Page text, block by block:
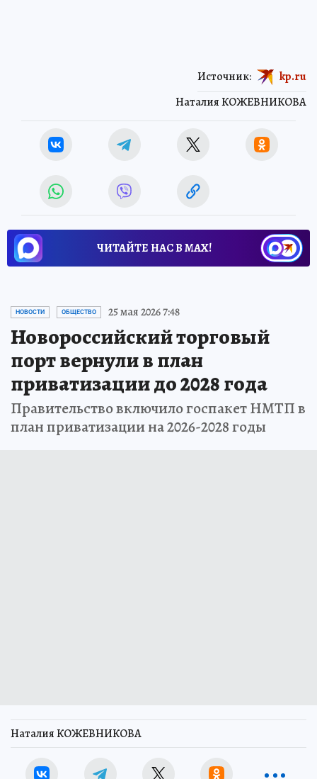
Наталия КОЖЕВНИКОВА
Источник: kp.ru
ЧИТАЙТЕ НАС В МАХ!
НОВОСТИ ОБЩЕСТВО 25 мая 2026 7:48
Новороссийский торговый
порт вернули в план
приватизации до 2028 года
Правительство включило госпакет НМТП в
план приватизации на 2026-2028 годы
Наталия КОЖЕВНИКОВА